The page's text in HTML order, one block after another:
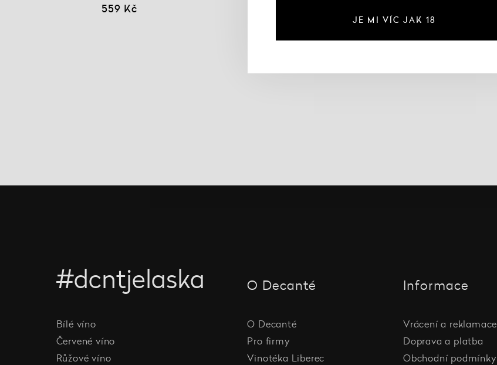
559 Kč
#dcntjelaska
Bílé víno
Červené víno
Růžové víno
O Decanté
O Decanté
Pro firmy
Vinotéka Liberec
Informace
Vrácení a reklamace
Doprava a platba
Obchodní podmínky
JE MI VÍC JAK 18